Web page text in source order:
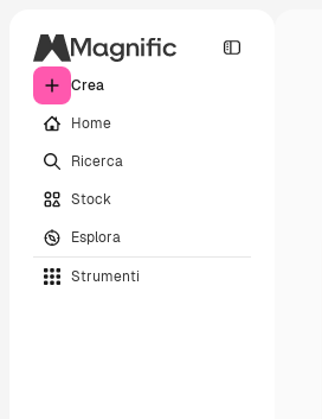
Crea
Home
Ricerca
Stock
Esplora
Strumenti